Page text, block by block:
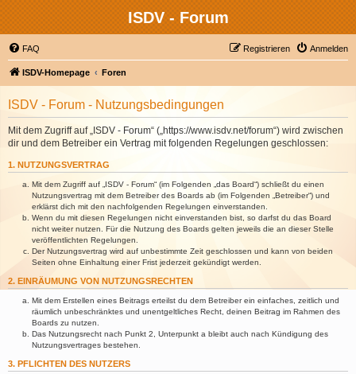
ISDV - Forum
FAQ Anmelden
Registrieren
ISDV-Homepage Foren
ISDV - Forum - Nutzungsbedingungen
Mit dem Zugriff auf „ISDV - Forum“ („https://www.isdv.net/forum“) wird zwischen
dir und dem Betreiber ein Vertrag mit folgenden Regelungen geschlossen:
1. NUTZUNGSVERTRAG
Mit dem Zugriff auf „ISDV - Forum“ (im Folgenden „das Board“) schließt du einen
Nutzungsvertrag mit dem Betreiber des Boards ab (im Folgenden „Betreiber“) und
erklärst dich mit den nachfolgenden Regelungen einverstanden.
Wenn du mit diesen Regelungen nicht einverstanden bist, so darfst du das Board
nicht weiter nutzen. Für die Nutzung des Boards gelten jeweils die an dieser Stelle
veröffentlichten Regelungen.
Der Nutzungsvertrag wird auf unbestimmte Zeit geschlossen und kann von beiden
Seiten ohne Einhaltung einer Frist jederzeit gekündigt werden.
2. EINRÄUMUNG VON NUTZUNGSRECHTEN
Mit dem Erstellen eines Beitrags erteilst du dem Betreiber ein einfaches, zeitlich und
räumlich unbeschränktes und unentgeltliches Recht, deinen Beitrag im Rahmen des
Boards zu nutzen.
Das Nutzungsrecht nach Punkt 2, Unterpunkt a bleibt auch nach Kündigung des
Nutzungsvertrages bestehen.
3. PFLICHTEN DES NUTZERS